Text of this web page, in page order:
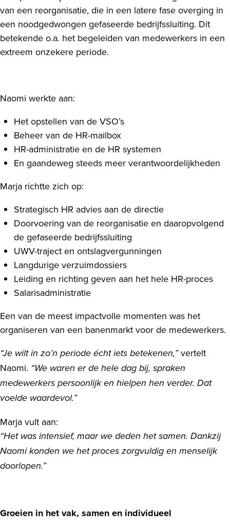
van een reorganisatie, die in een latere fase overging in
een noodgedwongen gefaseerde bedrijfssluiting. Dit
betekende o.a. het begeleiden van medewerkers in een
extreem onzekere periode.
Naomi werkte aan:
Het opstellen van de VSO’s
Beheer van de HR-mailbox
HR-administratie en de HR systemen
En gaandeweg steeds meer verantwoordelijkheden
Marja richtte zich op:
Strategisch HR advies aan de directie
Doorvoering van de reorganisatie en daaropvolgend
de gefaseerde bedrijfssluiting
UWV-traject en ontslagvergunningen
Langdurige verzuimdossiers
Leiding en richting geven aan het hele HR-proces
Salarisadministratie
Een van de meest impactvolle momenten was het
organiseren van een banenmarkt voor de medewerkers.
“Je wilt in zo’n periode écht iets betekenen,” vertelt
Naomi. “We waren er de hele dag bij, spraken
medewerkers persoonlijk en hielpen hen verder. Dat
voelde waardevol.”
Marja vult aan:
“Het was intensief, maar we deden het samen. Dankzij
Naomi konden we het proces zorgvuldig en menselijk
doorlopen.”
Groeien in het vak, samen en individueel